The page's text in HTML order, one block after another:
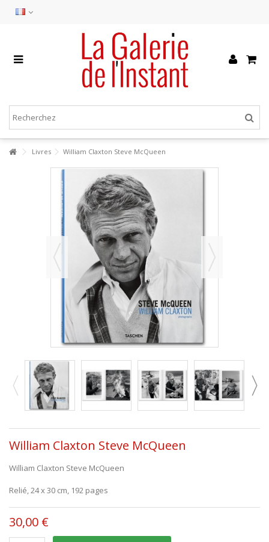
Livres William Claxton Steve McQueen
William Claxton Steve McQueen
William Claxton Steve McQueen
Relié, 24 x 30 cm, 192 pages
30,00 €